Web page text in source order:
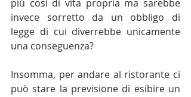
più così di vita propria ma sarebbe
invece sorretto da un obbligo di
legge di cui diverrebbe unicamente
una conseguenza?
Insomma, per andare al ristorante ci
può stare la previsione di esibire un